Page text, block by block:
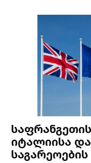
იტალიისა